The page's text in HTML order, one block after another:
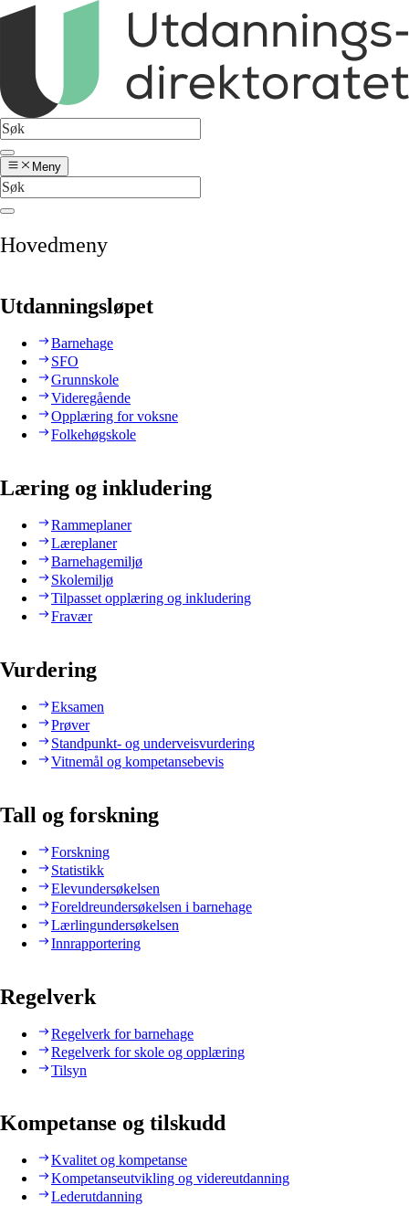
Meny
Hovedmeny
Utdanningsløpet
Barnehage
SFO
Grunnskole
Videregående
Opplæring for voksne
Folkehøgskole
Læring og inkludering
Rammeplaner
Læreplaner
Barnehagemiljø
Skolemiljø
Tilpasset opplæring og inkludering
Fravær
Vurdering
Eksamen
Prøver
Standpunkt- og underveisvurdering
Vitnemål og kompetansebevis
Tall og forskning
Forskning
Statistikk
Elevundersøkelsen
Foreldreundersøkelsen i barnehage
Lærlingundersøkelsen
Innrapportering
Regelverk
Regelverk for barnehage
Regelverk for skole og opplæring
Tilsyn
Kompetanse og tilskudd
Kvalitet og kompetanse
Kompetanseutvikling og videreutdanning
Lederutdanning